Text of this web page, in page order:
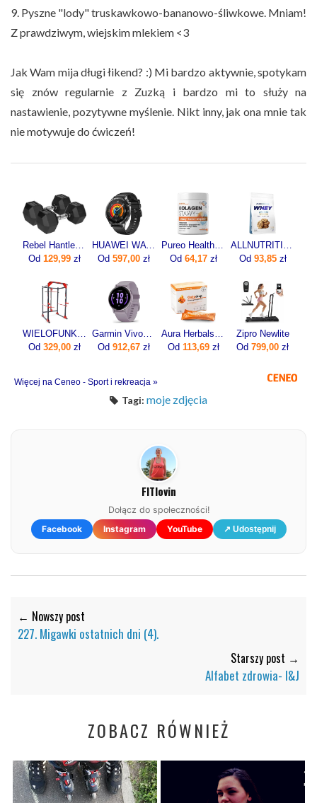
9. Pyszne "lody" truskawkowo-bananowo-śliwkowe. Mniam!
Z prawdziwym, wiejskim mlekiem <3
Jak Wam mija długi łikend? :) Mi bardzo aktywnie, spotykam
się znów regularnie z Zuzką i bardzo mi to służy na
nastawienie, pozytywne myślenie. Nikt inny, jak ona mnie tak
nie motywuje do ćwiczeń!
Od 129,99 zł
HUAWEI WATCH GT 5 46mm Active
Od 597,00 zł
Od 64,17zł
Od 93,85zł
Od 329,00 zł
Od 912,67 zł
Od 113,69zł
Zipro Newlite
Od 799,00 zł
Więcej na Ceneo - Sport i rekreacja »
Tagi: moje zdjęcia
FITlovin
Dołącz do społeczności!
Facebook
Instagram YouTube ↗ Udostępnij
← Nowszy post
227. Migawki ostatnich dni (4).
Starszy post →
Alfabet zdrowia- I&J
ZOBACZ RÓWNIEŻ